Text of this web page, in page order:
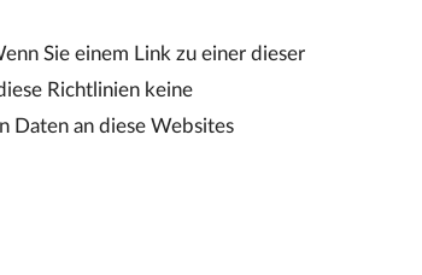
Sie einem Link zu einer dieser
Richtlinien keine
Daten an diese Websites